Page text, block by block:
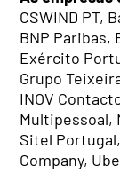
CSWIND PT,
BNP Paribas,
Exército
Grupo
INOV
Multipessoal,
Sitel
Company,